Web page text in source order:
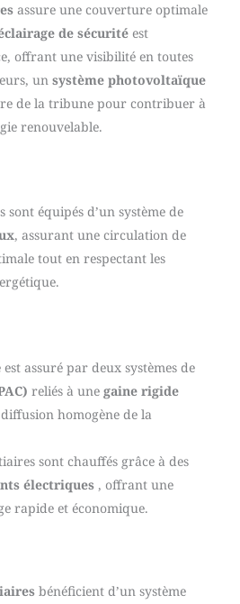
assure une couverture optimale
de sécurité est
offrant une visibilité en toutes
un système photovoltaïque
de la tribune pour contribuer à
renouvelable.
sont équipés d’un système de
, assurant une circulation de
tout en respectant les
assuré par deux systèmes de
reliés à une gaine rigide
homogène de la
sont chauffés grâce à des
électriques , offrant une
rapide et économique.
bénéficient d’un système